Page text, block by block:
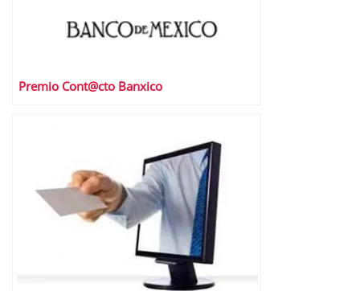
Premio Cont@cto Banxico